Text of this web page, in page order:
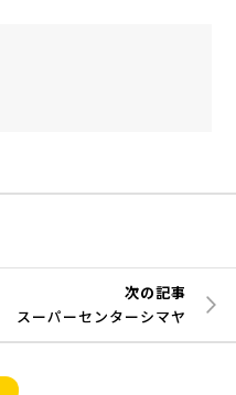
次の記事
スーパーセンターシマヤ